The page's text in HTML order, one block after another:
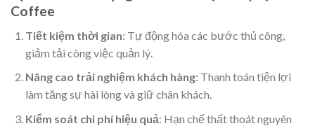
Coffee
Tiết kiệm thời gian: Tự động hóa các bước thủ công,
giảm tải công việc quản lý.
Nâng cao trải nghiệm khách hàng: Thanh toán tiện lợi
làm tăng sự hài lòng và giữ chân khách.
Kiểm soát chi phí hiệu quả: Hạn chế thất thoát nguyên